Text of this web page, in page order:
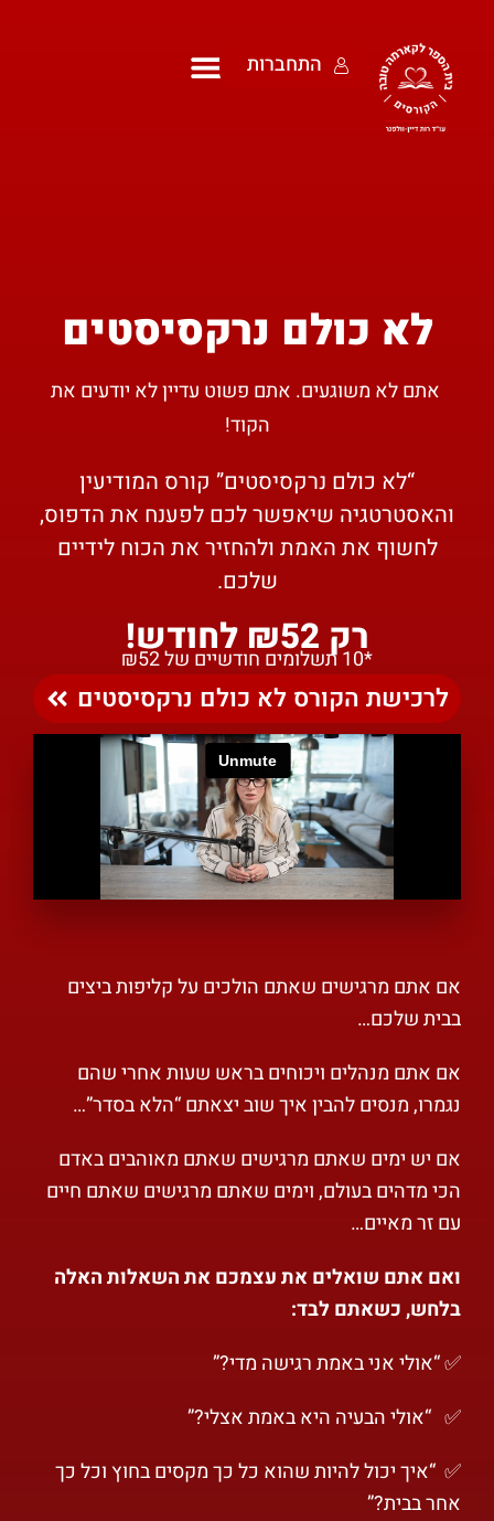
התחברות
לא כולם נרקסיסטים
אתם לא משוגעים. אתם פשוט עדיין לא יודעים את
הקוד!
“לא כולם נרקסיסטים” קורס המודיעין
והאסטרטגיה שיאפשר לכם לפענח את הדפוס,
לחשוף את האמת ולהחזיר את הכוח לידיים
שלכם.
רק ₪52 לחודש!*10 תשלומים חודשיים של ₪52
לרכישת הקורס לא כולם נרקסיסטים
אם אתם מרגישים שאתם הולכים על קליפות ביצים
בבית שלכם…
אם אתם מנהלים ויכוחים בראש שעות אחרי שהם
נגמרו, מנסים להבין איך שוב יצאתם “הלא בסדר”…
אם יש ימים שאתם מרגישים שאתם מאוהבים באדם
הכי מדהים בעולם, וימים שאתם מרגישים שאתם חיים
עם זר מאיים…
ואם אתם שואלים את עצמכם את השאלות האלה
בלחש, כשאתם לבד:
✅ “אולי אני באמת רגישה מדי?”
✅ “אולי הבעיה היא באמת אצלי?”
✅ “איך יכול להיות שהוא כל כך מקסים בחוץ וכל כך
אחר בבית?”